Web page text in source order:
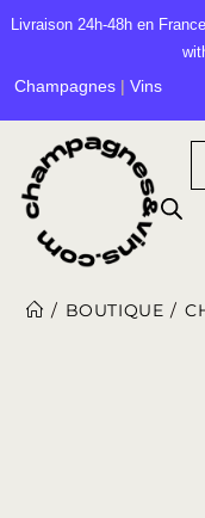
Livraison 24h-48h en
Champagnes | Vins
/ BOUTIQUE /